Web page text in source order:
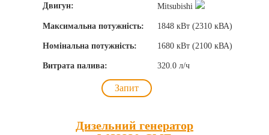
Двигун: Mitsubishi
Максимальна потужність: 1848 кВт (2310 кВА)
Номінальна потужність: 1680 кВт (2100 кВА)
Витрата палива: 320.0 л/ч
Запит
Дизельний генератор